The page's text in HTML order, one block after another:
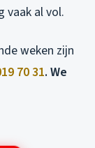
vaak al vol.
weken zijn
70 31. We